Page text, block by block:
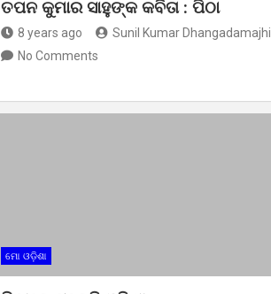
ତପନ କୁମାର ସାହୁଙ୍କ କବିତା : ପିଠା
8 years ago
Sunil Kumar Dhangadamajhi
No Comments
ମୋ ଓଡ଼ିଶା